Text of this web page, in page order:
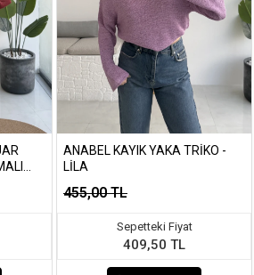
ANABEL KAYIK YAKA TRIKO -
LILA
455,00 TL
Sepetteki Fiyat
409,50 TL